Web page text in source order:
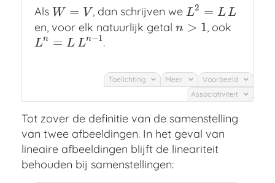
Als W = V
W= V , dan schrijven weL2 = LL
L2= LL
en, voor elk natuurlijk getal n > 1
n> 1 , ook
Ln = L Ln−1
Ln= LL n−1 .
Toelichting Meer
Voorbeeld
Associativiteit
Tot zover de definitie van de samenstelling
van twee afbeeldingen. In het geval van
lineaire afbeeldingen blijft de lineariteit
behouden bij samenstellingen: